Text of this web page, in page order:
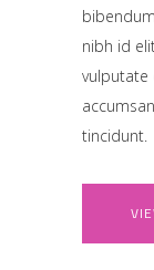
nibh id
vulputate
tincidunt.